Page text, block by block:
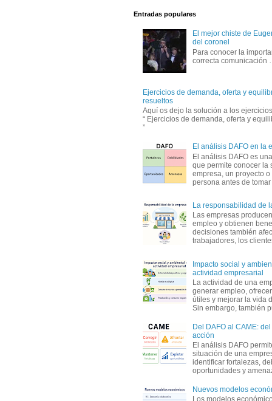
Entradas populares
El mejor chiste de
del coronel
Para conocer la
correcta
Ejercicios de demanda, oferta y
resueltos
Aquí os dejo la solución a los
“ Ejercicios de demanda, oferta y
”
El análisis DAFO en la
El análisis DAFO es
que permite conocer la
empresa, un proyecto
persona antes de
La responsabilidad de
Las empresas
empleo y obtienen
decisiones también
trabajadores, los
Impacto social y
actividad empresarial
La actividad de una
generar empleo,
útiles y mejorar la vida
Sin embargo, también
Del DAFO al CAME:
acción
El análisis DAFO
situación de una
identificar fortalezas,
oportunidades y
Nuevos modelos